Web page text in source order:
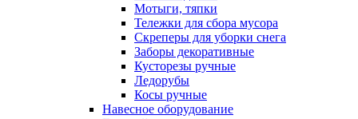
Мотыги, тяпки
Тележки для сбора мусора
Скреперы для уборки снега
Заборы декоративные
Кусторезы ручные
Ледорубы
Косы ручные
Навесное оборудование